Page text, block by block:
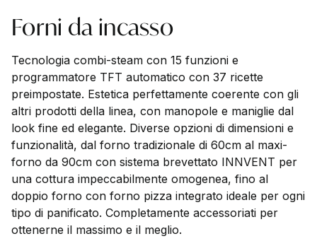
Forni da incasso
Tecnologia combi-steam con 15 funzioni e
programmatore TFT automatico con 37 ricette
preimpostate. Estetica perfettamente coerente con gli
altri prodotti della linea, con manopole e maniglie dal
look fine ed elegante. Diverse opzioni di dimensioni e
funzionalità, dal forno tradizionale di 60cm al maxi-
forno da 90cm con sistema brevettato INNVENT per
una cottura impeccabilmente omogenea, fino al
doppio forno con forno pizza integrato ideale per ogni
tipo di panificato. Completamente accessoriati per
ottenerne il massimo e il meglio.